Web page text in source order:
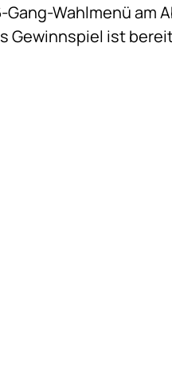
Wahlmenü am
Gewinnspiel ist